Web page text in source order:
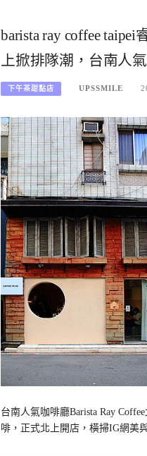
barista ray coffee
上掀排隊潮，台南人
下午茶甜點店 UPSSMILE
台南人氣咖啡廳Barista Ray
啡，正式北上開店，橫掃IG網美